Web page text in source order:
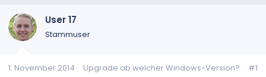
User 17
Stammuser
1. November 2014 Upgrade ab welcher Windows-Version? #1